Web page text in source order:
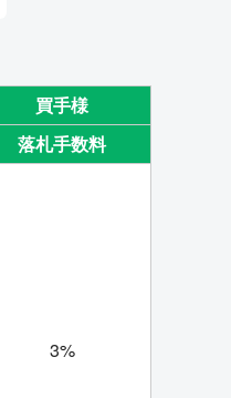
買手様
落札手数料
3%